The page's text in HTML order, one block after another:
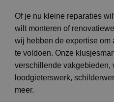
Of je nu kleine reparaties
wilt monteren of
wij hebben de expertise om
te voldoen. Onze
verschillende vakgebieden,
loodgieterswerk,
meer.